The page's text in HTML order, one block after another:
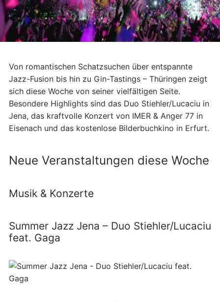
Von romantischen Schatzsuchen über entspannte
Jazz-Fusion bis hin zu Gin-Tastings – Thüringen zeigt
sich diese Woche von seiner vielfältigen Seite.
Besondere Highlights sind das Duo Stiehler/Lucaciu in
Jena, das kraftvolle Konzert von IMER & Anger 77 in
Eisenach und das kostenlose Bilderbuchkino in Erfurt.
Neue Veranstaltungen diese Woche
Musik & Konzerte
Summer Jazz Jena – Duo Stiehler/Lucaciu
feat. Gaga